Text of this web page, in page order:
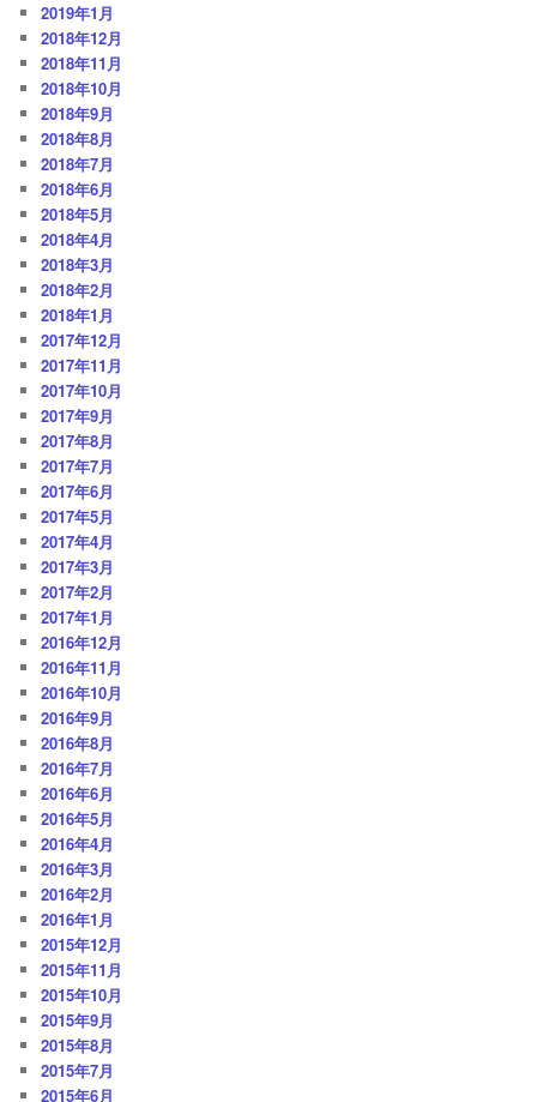
2019年1月
2018年12月
2018年11月
2018年10月
2018年9月
2018年8月
2018年7月
2018年6月
2018年5月
2018年4月
2018年3月
2018年2月
2018年1月
2017年12月
2017年11月
2017年10月
2017年9月
2017年8月
2017年7月
2017年6月
2017年5月
2017年4月
2017年3月
2017年2月
2017年1月
2016年12月
2016年11月
2016年10月
2016年9月
2016年8月
2016年7月
2016年6月
2016年5月
2016年4月
2016年3月
2016年2月
2016年1月
2015年12月
2015年11月
2015年10月
2015年9月
2015年8月
2015年7月
2015年6月